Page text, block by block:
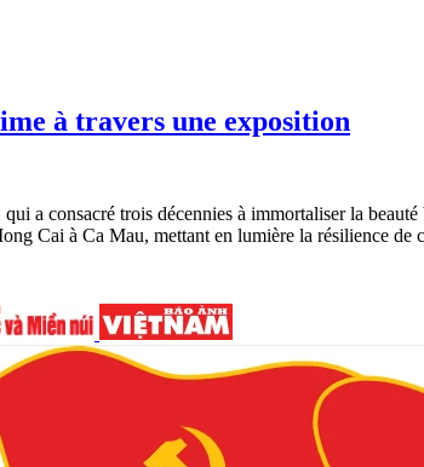
à travers une exposition
a consacré trois décennies à immortaliser la
Cai à Ca Mau, mettant en lumière la résilience de